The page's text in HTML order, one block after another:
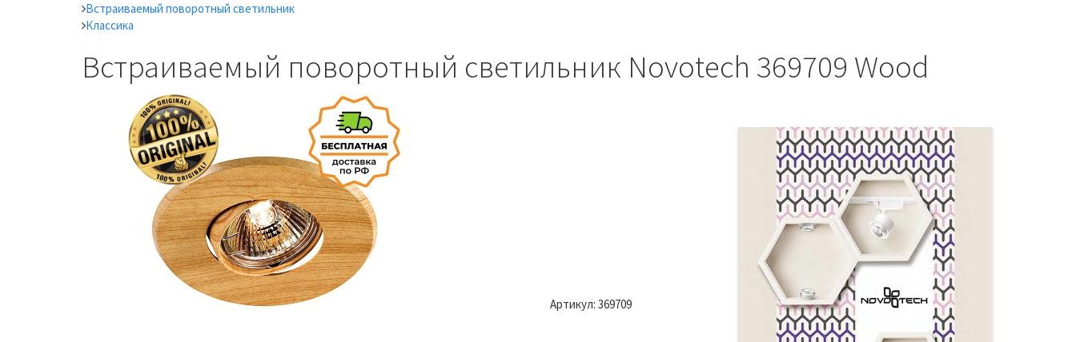
Встраиваемый поворотный светильник
Классика
Встраиваемый поворотный светильник Novotech 369709 Wood
Артикул: 369709